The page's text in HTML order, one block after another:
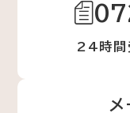
24時間